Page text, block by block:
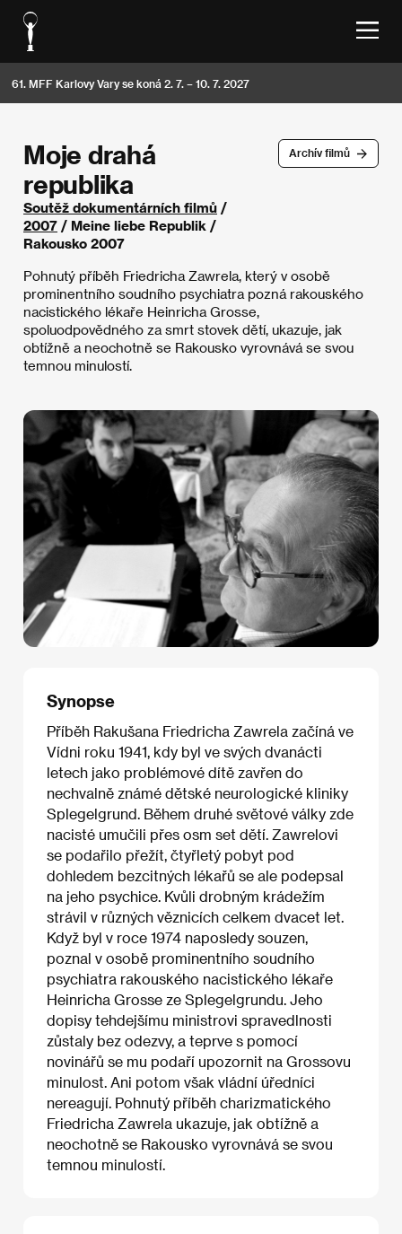
61. MFF Karlovy Vary se koná 2. 7. – 10. 7. 2027
Archív filmů
Moje drahá
republika
Soutěž dokumentárních filmů /
2007 / Meine liebe Republik /
Rakousko 2007
Pohnutý příběh Friedricha Zawrela, který v osobě
prominentního soudního psychiatra pozná rakouského
nacistického lékaře Heinricha Grosse,
spoluodpovědného za smrt stovek dětí, ukazuje, jak
obtížně a neochotně se Rakousko vyrovnává se svou
temnou minulostí.
Synopse
Příběh Rakušana Friedricha Zawrela začíná ve
Vídni roku 1941, kdy byl ve svých dvanácti
letech jako problémové dítě zavřen do
nechvalně známé dětské neurologické kliniky
Splegelgrund. Během druhé světové války zde
nacisté umučili přes osm set dětí. Zawrelovi
se podařilo přežít, čtyřletý pobyt pod
dohledem bezcitných lékařů se ale podepsal
na jeho psychice. Kvůli drobným krádežím
strávil v různých věznicích celkem dvacet let.
Když byl v roce 1974 naposledy souzen,
poznal v osobě prominentního soudního
psychiatra rakouského nacistického lékaře
Heinricha Grosse ze Splegelgrundu. Jeho
dopisy tehdejšímu ministrovi spravedlnosti
zůstaly bez odezvy, a teprve s pomocí
novinářů se mu podaří upozornit na Grossovu
minulost. Ani potom však vládní úředníci
nereagují. Pohnutý příběh charizmatického
Friedricha Zawrela ukazuje, jak obtížně a
neochotně se Rakousko vyrovnává se svou
temnou minulostí.